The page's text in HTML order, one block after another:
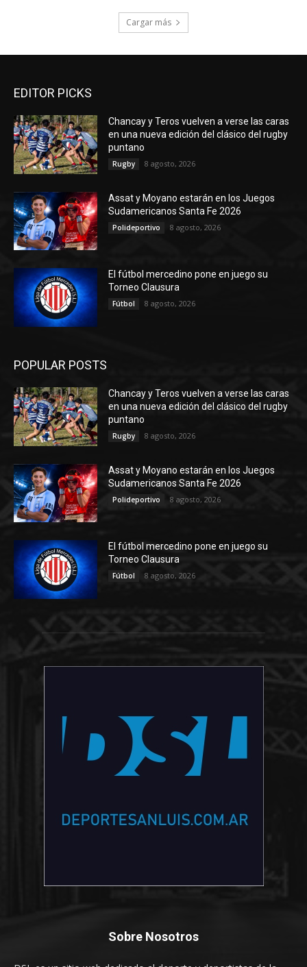
Cargar más
EDITOR PICKS
Chancay y Teros vuelven a verse las caras
en una nueva edición del clásico del rugby
puntano
Rugby 8 agosto, 2026
Assat y Moyano estarán en los Juegos
Sudamericanos Santa Fe 2026
Polideportivo 8 agosto, 2026
El fútbol mercedino pone en juego su
Torneo Clausura
Fútbol 8 agosto, 2026
POPULAR POSTS
Chancay y Teros vuelven a verse las caras
en una nueva edición del clásico del rugby
puntano
Rugby 8 agosto, 2026
Assat y Moyano estarán en los Juegos
Sudamericanos Santa Fe 2026
Polideportivo 8 agosto, 2026
El fútbol mercedino pone en juego su
Torneo Clausura
Fútbol 8 agosto, 2026
Sobre Nosotros